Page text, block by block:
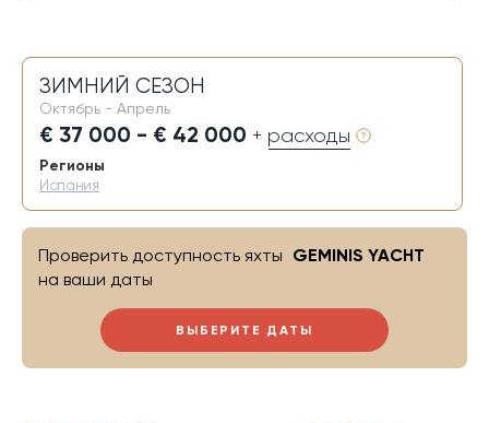
ЗИМНИЙ СЕЗОН
Октябрь - Апрель
€ 37 000 - € 42 000 + расходы
Регионы
Испания
ВЫБЕРИТЕ ДАТЫ
Проверить доступность яхты GEMINIS YACHT
на ваши даты